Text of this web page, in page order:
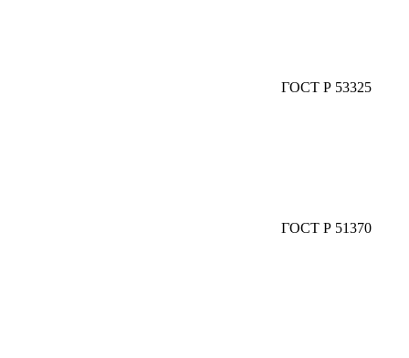
ГОСТ Р 53325
ГОСТ Р 51370